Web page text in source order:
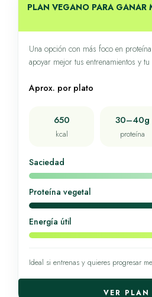
PLAN VEGANO PARA GANAR
Una opción con más foco en
apoyar mejor tus entrenamientos y
Aprox. por plato
650
kcal
30–40g
proteína
Saciedad
Proteína vegetal
Energía útil
Ideal si entrenas y quieres progresar
VER